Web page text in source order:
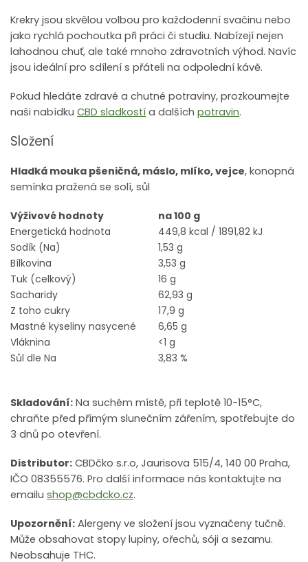
Krekry jsou skvělou volbou pro každodenní svačinu nebo
jako rychlá pochoutka při práci či studiu. Nabízejí nejen
lahodnou chuť, ale také mnoho zdravotních výhod. Navíc
jsou ideální pro sdílení s přáteli na odpolední kávě.
Pokud hledáte zdravé a chutné potraviny, prozkoumejte
naši nabídku CBD sladkostí a dalších potravin.
Složení
Hladká mouka pšeničná, máslo, mlíko, vejce, konopná
semínka pražená se solí, sůl
Výživové hodnoty
na 100 g
Energetická hodnota
449,8 kcal / 1891,82 kJ
Sodík (Na)
1,53 g
Bílkovina
3,53 g
Tuk (celkový)
16 g
Sacharidy
62,93 g
Z toho cukry
17,9 g
Mastné kyseliny nasycené
6,65 g
Vláknina
<1 g
Sůl dle Na
3,83 %
Skladování: Na suchém místě, při teplotě 10-15°C,
chraňte před přímým slunečním zářením, spotřebujte do
3 dnů po otevření.
Distributor: CBDčko s.r.o, Jaurisova 515/4, 140 00 Praha,
IČO 08355576. Pro další informace nás kontaktujte na
emailu shop@cbdcko.cz.
Upozornění: Alergeny ve složení jsou vyznačeny tučně.
Může obsahovat stopy lupiny, ořechů, sóji a sezamu.
Neobsahuje THC.